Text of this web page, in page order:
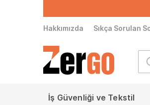
Hakkımızda Sıkça Sorulan
İş Güvenliği ve Tekstil